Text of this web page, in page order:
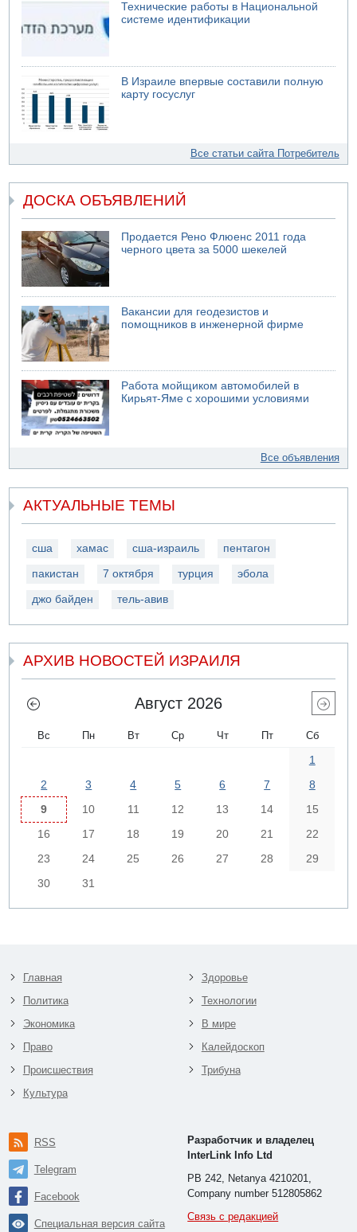
Технические работы в Национальной
системе идентификации
В Израиле впервые составили полную
карту госуслуг
Все статьи сайта Потребитель
ДОСКА ОБЪЯВЛЕНИЙ
Продается Рено Флюенс 2011 года
черного цвета за 5000 шекелей
Вакансии для геодезистов и
помощников в инженерной фирме
Работа мойщиком автомобилей в
Кирьят-Яме с хорошими условиями
Все объявления
АКТУАЛЬНЫЕ ТЕМЫ
сша хамас сша-израиль пентагон
пакистан 7 октября турция эбола
джо байден тель-авив
АРХИВ НОВОСТЕЙ ИЗРАИЛЯ
Август 2026
Вс Пн Вт Ср Чт Пт Сб
1
2
3 4 5 6 7
8
9
10 11 12 13 14
15
16
17 18 19 20 21
22
23
24 25 26 27 28
29
30
31
Главная
Политика
Экономика
Право
Происшествия
Культура
Здоровье
Технологии
В мире
Калейдоскоп
Трибуна
RSS
Telegram
Facebook
Специальная версия сайта
Разработчик и владелец
InterLink Info Ltd
PB 242, Netanya 4210201,
Company number 512805862
Связь с редакцией